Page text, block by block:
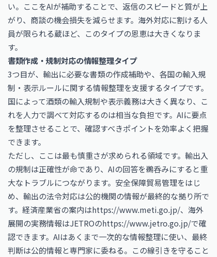
い。ここをAIが補助することで、返信のスピードと質が上
がり、商談の機会損失を減らせます。海外対応に割ける人
員が限られる蔵ほど、このタイプの恩恵は大きくなりま
す。
書類作成・規制対応の情報整理タイプ
3つ目が、輸出に必要な書類の作成補助や、各国の輸入規
制・表示ルールに関する情報整理を支援するタイプです。
国によって酒類の輸入規制や表示義務は大きく異なり、こ
れを人力で調べて対応するのは相当な負担です。AIに要点
を整理させることで、確認すべきポイントを効率よく把握
できます。
ただし、ここは最も慎重さが求められる領域です。輸出入
の規制は正確性が命であり、AIの回答を鵜呑みにすると重
大なトラブルにつながります。安全保障貿易管理をはじ
め、輸出の法令対応は公的機関の情報が最終的な拠り所で
す。経済産業省の案内はhttps://www.meti.go.jp/、海外
展開の実務情報はJETROのhttps://www.jetro.go.jp/で確
認できます。AIはあくまで一次的な情報整理に使い、最終
判断は公的情報と専門家に委ねる。この線引きを守ること